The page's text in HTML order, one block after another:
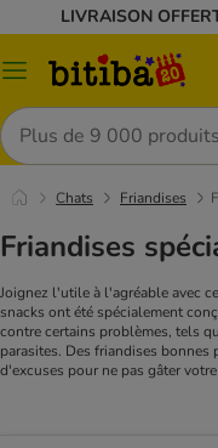
LIVRAISON
Menu
Rechercher
Chats Friandises
Friandises
Joignez l'utile à l'agréable avec
snacks ont été spécialement
contre certains problèmes, tels
parasites. Des friandises
d'excuses pour ne pas gâter